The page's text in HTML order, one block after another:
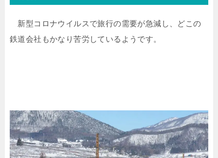
新型コロナウイルスで旅行の需要が急減し、どこの
鉄道会社もかなり苦労しているようです。